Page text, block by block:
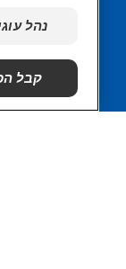
האתרים שלנו
Hill's Vet
נהל עוגיות
קבל הכל